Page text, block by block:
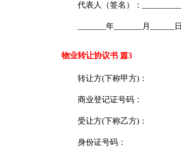
代表人（签名）：__________
_______年_______月______日
物业转让协议书 篇3
转让方(下称甲方)：
商业登记证号码：
受让方(下称乙方)：
身份证号码：